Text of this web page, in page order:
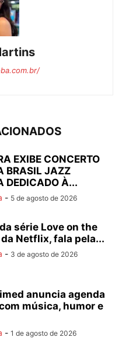
EXIBE CONCERTO
BRASIL JAZZ
DEDICADO À...
- 5 de agosto de 2026
série Love on the
Netflix, fala pela...
- 3 de agosto de 2026
anuncia agenda
música, humor e
- 1 de agosto de 2026